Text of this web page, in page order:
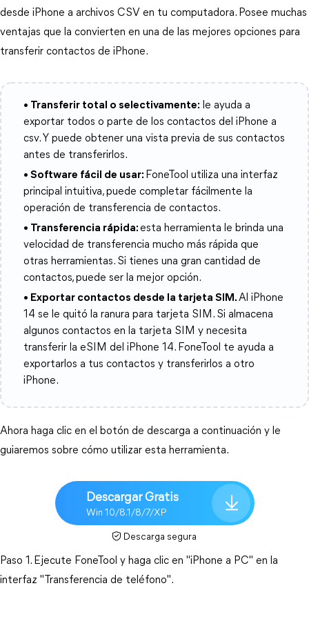
desde iPhone a archivos CSV en tu computadora. Posee muchas
ventajas que la convierten en una de las mejores opciones para
transferir contactos de iPhone.
• Transferir total o selectivamente: le ayuda a
exportar todos o parte de los contactos del iPhone a
csv. Y puede obtener una vista previa de sus contactos
antes de transferirlos.
• Software fácil de usar: FoneTool utiliza una interfaz
principal intuitiva, puede completar fácilmente la
operación de transferencia de contactos.
• Transferencia rápida:esta herramienta le brinda una
velocidad de transferencia mucho más rápida que
otras herramientas. Si tienes una gran cantidad de
contactos, puede ser la mejor opción.
• Exportar contactos desde la tarjeta SIM.Al iPhone
14 se le quitó la ranura para tarjeta SIM. Si almacena
algunos contactos en la tarjeta SIM y necesita
transferir la eSIM del iPhone 14. FoneTool te ayuda a
exportarlos a tus contactos y transferirlos a otro
iPhone.
Ahora haga clic en el botón de descarga a continuación y le
guiaremos sobre cómo utilizar esta herramienta.
Descargar Gratis
Win 10/8.1/8/7/XP
Descarga segura
Paso 1. Ejecute FoneTool y haga clic en "iPhone a PC" en la
interfaz "Transferencia de teléfono".